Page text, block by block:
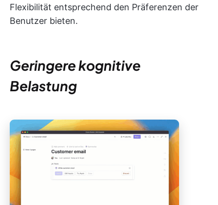
Flexibilität entsprechend den Präferenzen der
Benutzer bieten.
Geringere kognitive
Belastung